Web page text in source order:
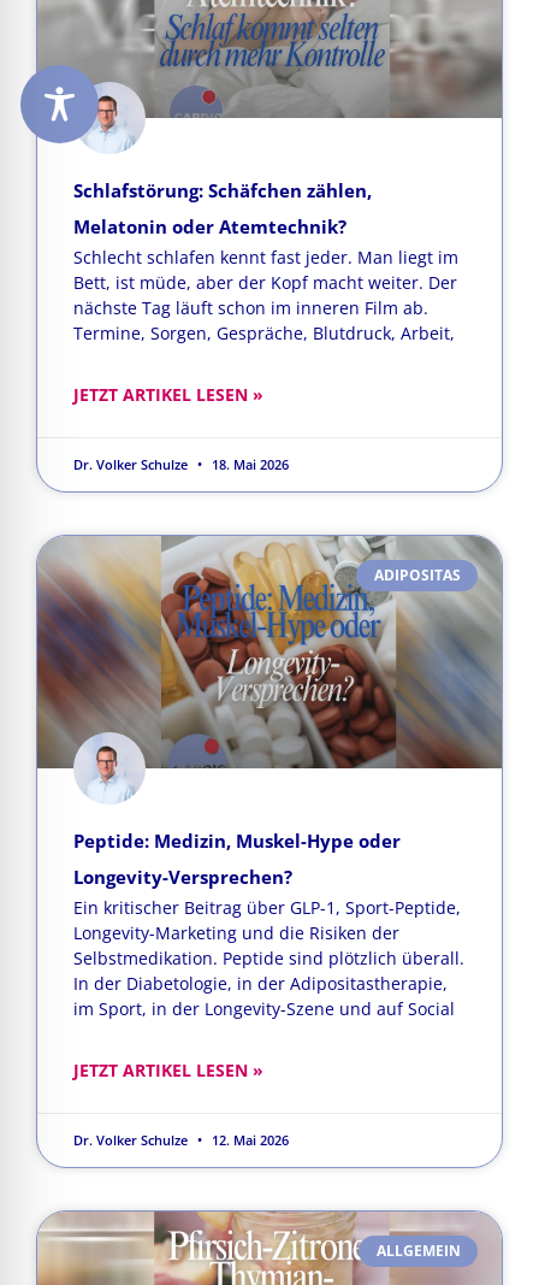
Schlafstörung: Schäfchen zählen,
Melatonin oder Atemtechnik?
Schlecht schlafen kennt fast jeder. Man liegt im
Bett, ist müde, aber der Kopf macht weiter. Der
nächste Tag läuft schon im inneren Film ab.
Termine, Sorgen, Gespräche, Blutdruck, Arbeit,
JETZT ARTIKEL LESEN »
Dr. Volker Schulze 18. Mai 2026
ADIPOSITAS
Peptide: Medizin, Muskel-Hype oder
Longevity-Versprechen?
Ein kritischer Beitrag über GLP-1, Sport-Peptide,
Longevity-Marketing und die Risiken der
Selbstmedikation. Peptide sind plötzlich überall.
In der Diabetologie, in der Adipositastherapie,
im Sport, in der Longevity-Szene und auf Social
JETZT ARTIKEL LESEN »
Dr. Volker Schulze 12. Mai 2026
ALLGEMEIN